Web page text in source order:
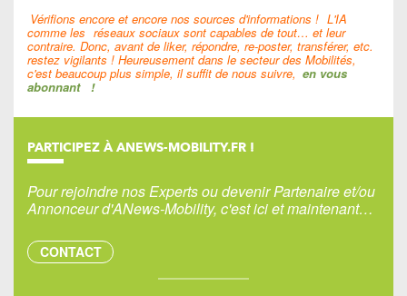
Vérifions encore et encore nos sources d'informations ! L'IA
comme les réseaux sociaux sont capables de tout… et leur
contraire. Donc, avant de liker, répondre, re-poster, transférer, etc.
restez vigilants ! Heureusement dans le secteur des Mobilités,
c'est beaucoup plus simple, il suffit de nous suivre, en vous
abonnant !
PARTICIPEZ À ANEWS-MOBILITY.FR !
Pour rejoindre nos Experts ou devenir Partenaire et/ou
Annonceur d'ANews-Mobility, c'est ici et maintenant…
CONTACT